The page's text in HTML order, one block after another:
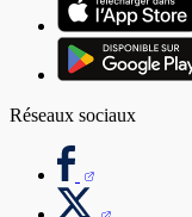
Réseaux sociaux